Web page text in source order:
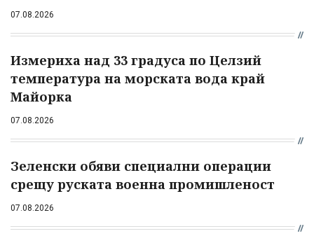
07.08.2026
Измериха над 33 градуса по Целзий
температура на морската вода край
Майорка
07.08.2026
Зеленски обяви специални операции
срещу руската военна промишленост
07.08.2026